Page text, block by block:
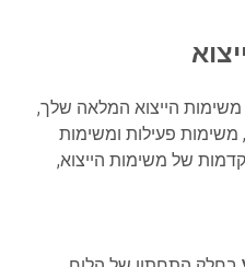
הייצוא המלאה שלך,
פעילות ומשימות
של משימות הייצוא,